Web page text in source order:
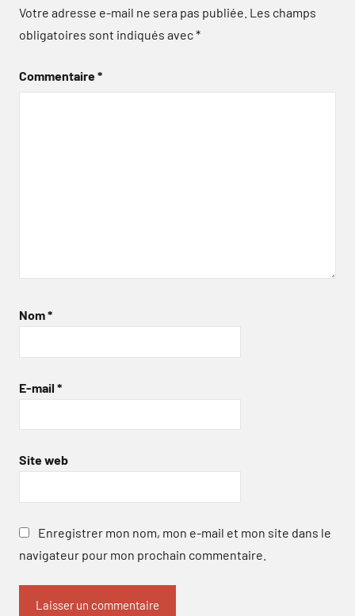
Votre adresse e-mail ne sera pas publiée. Les champs
obligatoires sont indiqués avec*
Commentaire*
Nom*
E-mail *
Site web
Enregistrer mon nom, mon e-mail et mon site dans le
navigateur pour mon prochain commentaire.